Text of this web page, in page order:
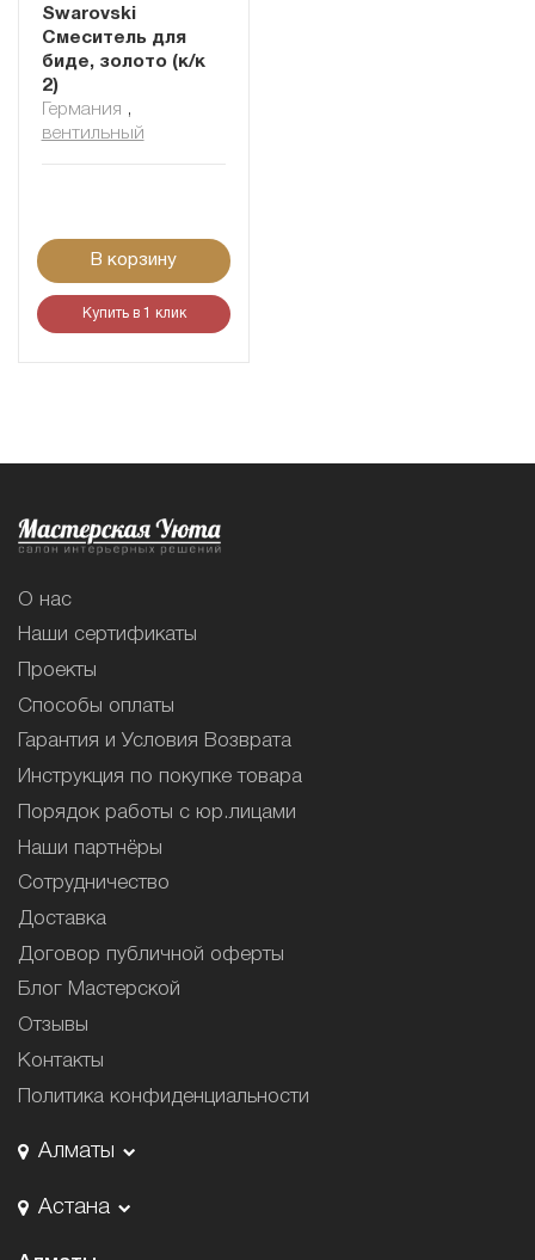
Swarovski
Смеситель для
биде, золото (к/к
2)
Германия ,
вентильный
В корзину
Купить в 1 клик
О нас
Наши сертификаты
Проекты
Способы оплаты
Гарантия и Условия Возврата
Инструкция по покупке товара
Порядок работы с юр.лицами
Наши партнёры
Сотрудничество
Доставка
Договор публичной оферты
Блог Мастерской
Отзывы
Контакты
Политика конфиденциальности
Алматы
Астана